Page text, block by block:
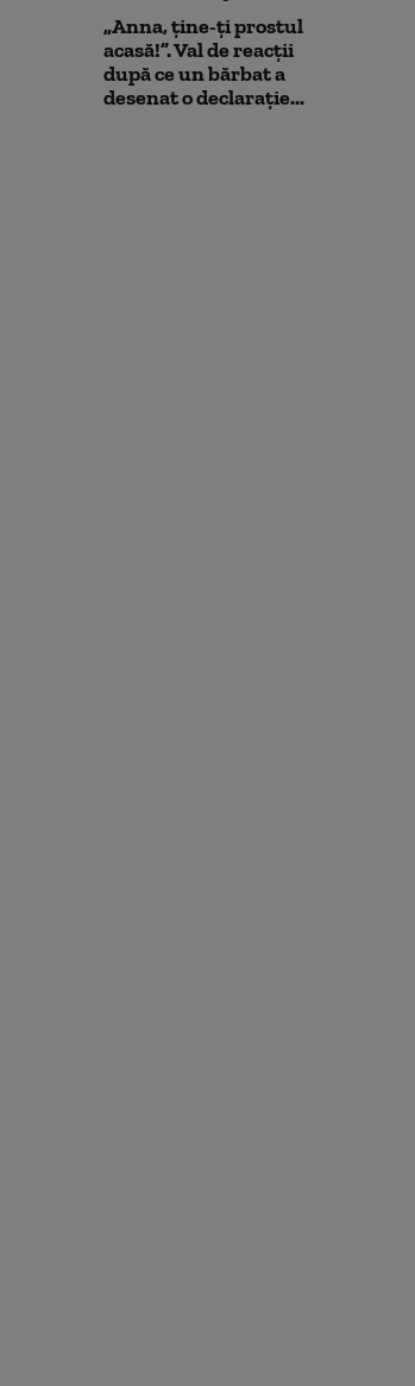
„Anna, ţine-ţi prostul
acasă!”. Val de reacții
după ce un bărbat a
desenat o declarație...